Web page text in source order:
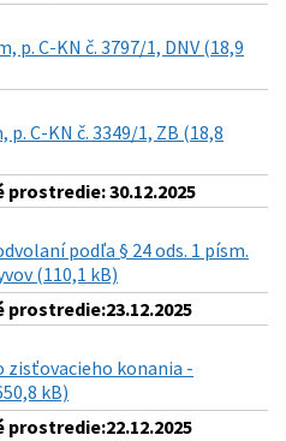
p. C-KN č. 3797/1, DNV (18,9
C-KN č. 3349/1, ZB (18,8
30.12.2025
podľa § 24 ods. 1 písm.
(110,1 kB)
konania -
kB)